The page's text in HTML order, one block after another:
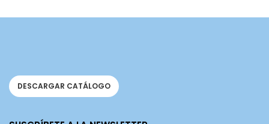
DESCARGAR CATÁLOGO